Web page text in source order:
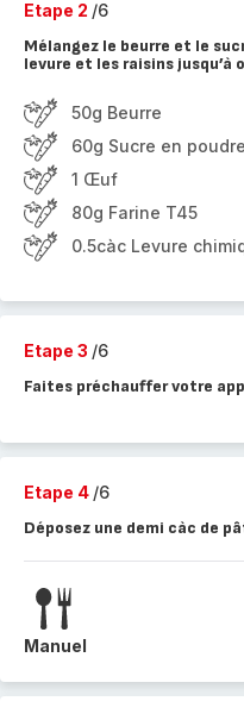
Etape 2 /6
Mélangez le beurre et le
levure et les raisins jusqu’à
50g Beurre
60g Sucre en poudre
1 Œuf
80g Farine T45
0.5càc Levure
Etape 3 /6
Faites préchauffer votre
Etape 4 /6
Déposez une demi càc de
Manuel